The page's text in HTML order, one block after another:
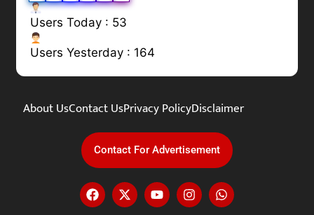
Users Today : 53
Users Yesterday : 164
About UsContact UsPrivacy PolicyDisclaimer
Contact For Advertisement